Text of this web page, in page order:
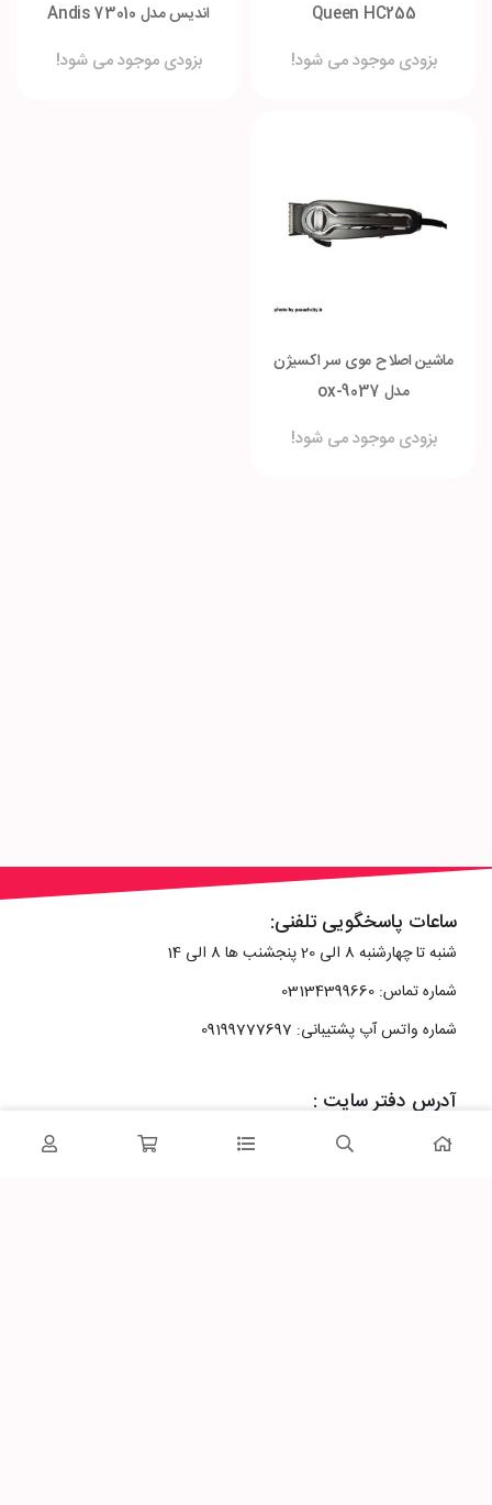
Queen HC255
بزودی موجود می شود!
اندیس مدل Andis 73010
بزودی موجود می شود!
ماشین اصلاح موی سر اکسیژن
مدل ox-9037
بزودی موجود می شود!
ساعات پاسخگویی تلفنی:
شنبه تا چهارشنبه 8 الی 20 پنجشنب ها 8 الی 14
شماره تماس: 03134399660
شماره واتس آپ پشتیبانی: 09199777697
آدرس دفتر سایت :
اصفهان، خیابان رزمندگان، کوچه شماره سه فرعی 2 پلاک 10